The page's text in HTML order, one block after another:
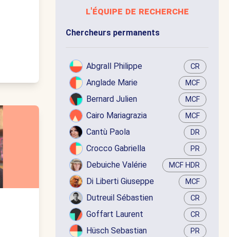
l'équipe de recherche
Chercheurs permanents
Abgrall Philippe CR
Anglade Marie MCF
Bernard Julien MCF
Cairo Mariagrazia MCF
Cantù Paola DR
Crocco Gabriella PR
Debuiche Valérie MCF HDR
Di Liberti Giuseppe MCF
Dutreuil Sébastien CR
Goffart Laurent CR
Hüsch Sebastian PR